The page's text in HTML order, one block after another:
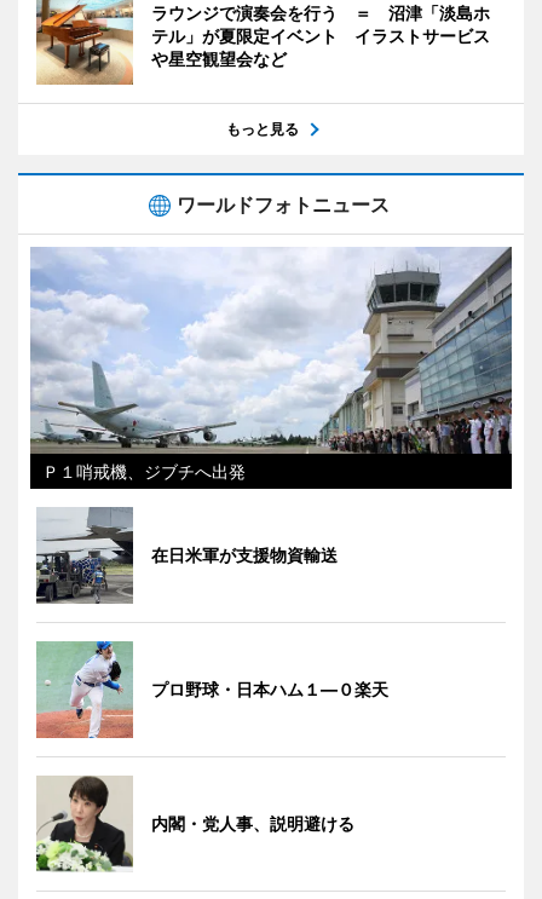
ラウンジで演奏会を行う ＝ 沼津「淡島ホ
テル」が夏限定イベント イラストサービス
や星空観望会など
もっと見る
ワールドフォトニュース
Ｐ１哨戒機、ジブチへ出発
在日米軍が支援物資輸送
プロ野球・日本ハム１―０楽天
内閣・党人事、説明避ける